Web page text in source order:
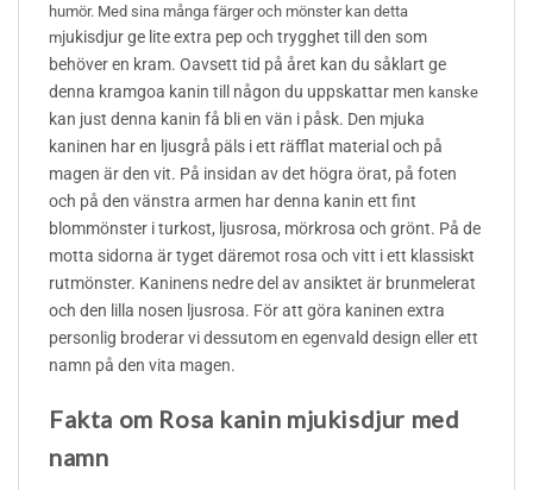
humör. Med sina många färger och mönster kan detta
mjukisdjur ge lite extra pep och trygghet till den som
behöver en kram. Oavsett tid på året kan du såklart ge
denna kramgoa kanin till någon du uppskattar men kanske
kan just denna kanin få bli en vän i påsk. Den mjuka
kaninen har en ljusgrå päls i ett räfflat material och på
magen är den vit. På insidan av det högra örat, på foten
och på den vänstra armen har denna kanin ett fint
blommönster i turkost, ljusrosa, mörkrosa och grönt. På de
motta sidorna är tyget däremot rosa och vitt i ett klassiskt
rutmönster. Kaninens nedre del av ansiktet är brunmelerat
och den lilla nosen ljusrosa. För att göra kaninen extra
personlig broderar vi dessutom en egenvald design eller ett
namn på den vita magen.
Fakta om Rosa kanin mjukisdjur med
namn